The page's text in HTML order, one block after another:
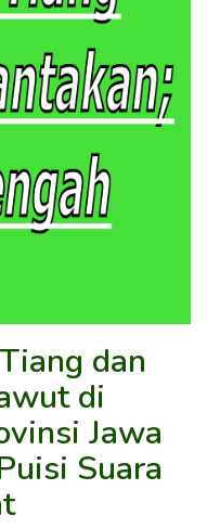
dan
di
Jawa
Suara